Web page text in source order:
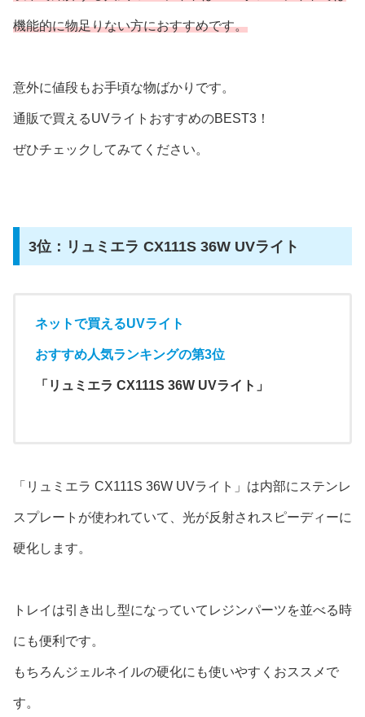
機能的に物足りない方におすすめです。
意外に値段もお手頃な物ばかりです。
通販で買えるUVライトおすすめのBEST3！
ぜひチェックしてみてください。
3位：リュミエラ CX111S 36W UVライト
ネットで買えるUVライト
おすすめ人気ランキングの第3位
「リュミエラ CX111S 36W UVライト」
「リュミエラ CX111S 36W UVライト」は内部にステンレ
スプレートが使われていて、光が反射されスピーディーに
硬化します。
トレイは引き出し型になっていてレジンパーツを並べる時
にも便利です。
もちろんジェルネイルの硬化にも使いやすくおススメで
す。